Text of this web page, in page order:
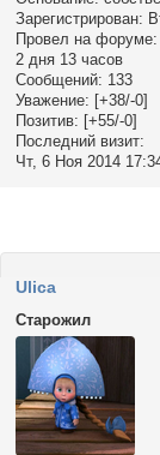
Зарегистрирован:
Провел на форуме:
2 дня 13 часов
Сообщений: 133
Уважение: [+38/-0]
Позитив: [+55/-0]
Последний визит:
Чт, 6 Ноя 2014
Ulica
Старожил